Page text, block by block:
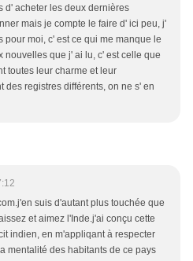
d' acheter les deux dernières
mais je compte le faire d' ici peu, j'
pour moi, c' est ce qui me manque le
nouvelles que j' ai lu, c' est celle que
toutes leur charme et leur
des registres différents, on ne s' en
suis d'autant plus touchée que
et aimez l'Inde.j'ai conçu cette
indien, en m'appliqant à respecter
mentalité des habitants de ce pays